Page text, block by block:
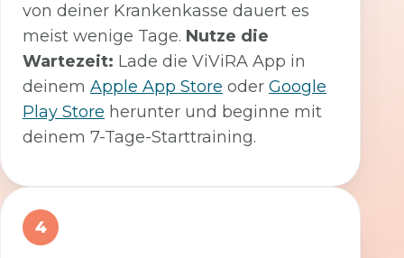
von deiner Krankenkasse dauert es
meist wenige Tage. Nutze die
Wartezeit: Lade die ViViRA App in
deinem Apple App Store oder Google
Play Store herunter und beginne mit
deinem 7-Tage-Starttraining.
4